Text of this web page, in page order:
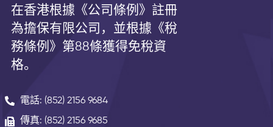
在香港根據《公司條例》註冊
為擔保有限公司，並根據《稅
務條例》第88條獲得免稅資
格。
電話: (852) 2156 9684
傳真: (852) 2156 9685